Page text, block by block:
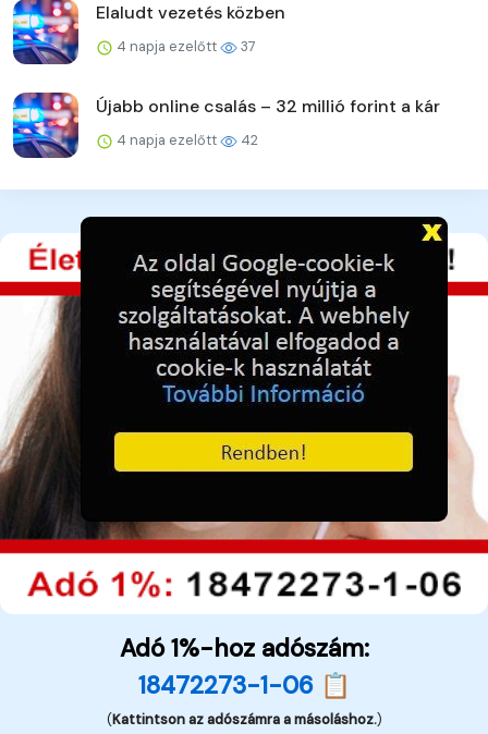
Elaludt vezetés közben
4 napja ezelőtt 37
Újabb online csalás – 32 millió forint a kár
4 napja ezelőtt 42
Adó 1%-hoz adószám:
18472273-1-06 📋
(Kattintson az adószámra a másoláshoz.)